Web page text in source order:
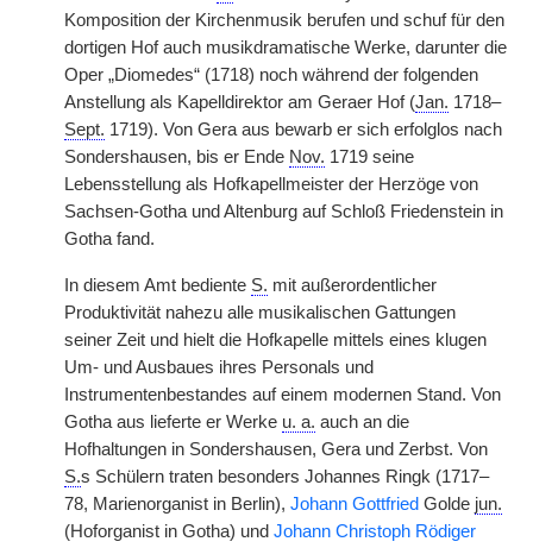
Komposition der Kirchenmusik berufen und schuf für den
dortigen Hof auch musikdramatische Werke, darunter die
Oper „Diomedes“ (1718) noch während der folgenden
Anstellung als Kapelldirektor am Geraer Hof (Jan. 1718–
Sept. 1719). Von Gera aus bewarb er sich erfolglos nach
Sondershausen, bis er Ende Nov. 1719 seine
Lebensstellung als Hofkapellmeister der Herzöge von
Sachsen-Gotha und Altenburg auf Schloß Friedenstein in
Gotha fand.
In diesem Amt bediente S. mit außerordentlicher
Produktivität nahezu alle musikalischen Gattungen
seiner Zeit und hielt die Hofkapelle mittels eines klugen
Um- und Ausbaues ihres Personals und
Instrumentenbestandes auf einem modernen Stand. Von
Gotha aus lieferte er Werke u. a. auch an die
Hofhaltungen in Sondershausen, Gera und Zerbst. Von
S.s Schülern traten besonders Johannes Ringk (1717–
78, Marienorganist in Berlin), Johann Gottfried Golde jun.
(Hoforganist in Gotha) und Johann Christoph Rödiger